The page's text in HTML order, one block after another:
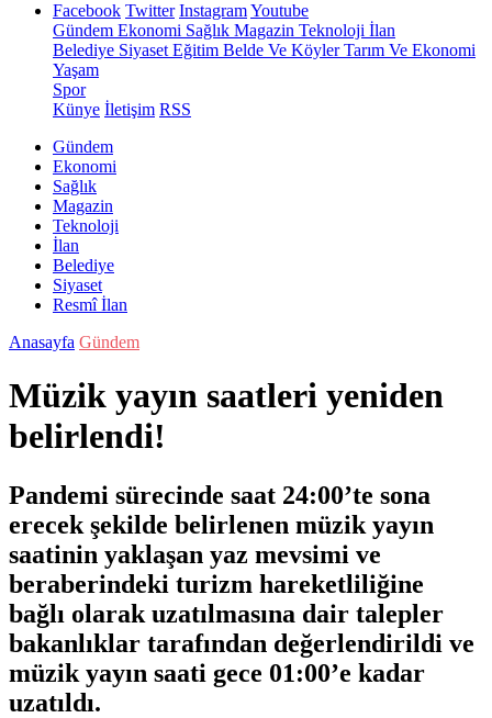
Facebook Twitter InstagramYoutube
Gündem Ekonomi Sağlık Magazin Teknoloji İlan
Belediye Siyaset Eğitim Belde Ve KöylerTarım Ve Ekonomi
Yaşam
Spor
Künye İletişim RSS
Gündem
Ekonomi
Sağlık
Magazin
Teknoloji
İlan
Belediye
Siyaset
Resmî İlan
Anasayfa Gündem
Müzik yayın saatleri yeniden
belirlendi!
Pandemi sürecinde saat 24:00’te sona
erecek şekilde belirlenen müzik yayın
saatinin yaklaşan yaz mevsimi ve
beraberindeki turizm hareketliliğine
bağlı olarak uzatılmasına dair talepler
bakanlıklar tarafından değerlendirildi ve
müzik yayın saati gece 01:00’e kadar
uzatıldı.